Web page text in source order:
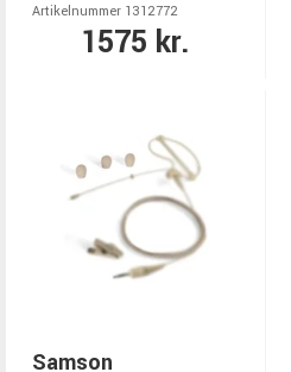
Artikelnummer 1312772
1575 kr.
Samson